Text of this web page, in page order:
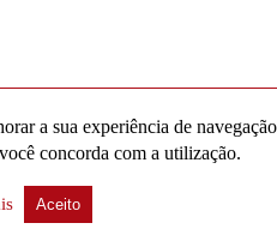
a sua experiência de
concorda com a utilização.
Aceito